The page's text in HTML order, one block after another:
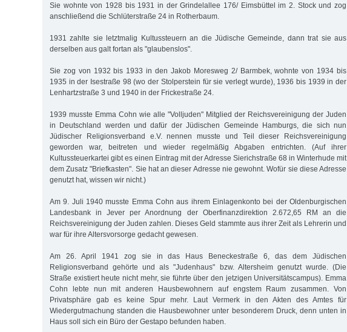
Sie wohnte von 1928 bis 1931 in der Grindelallee 176/ Eimsbüttel im 2. Stock und zog
anschließend die Schlüterstraße 24 in Rotherbaum.
1931 zahlte sie letztmalig Kultussteuern an die Jüdische Gemeinde, dann trat sie aus
derselben aus galt fortan als "glaubenslos".
Sie zog von 1932 bis 1933 in den Jakob Moresweg 2/ Barmbek, wohnte von 1934 bis
1935 in der Isestraße 98 (wo der Stolperstein für sie verlegt wurde), 1936 bis 1939 in der
Lenhartzstraße 3 und 1940 in der Frickestraße 24.
1939 musste Emma Cohn wie alle "Volljuden" Mitglied der Reichsvereinigung der Juden
in Deutschland werden und dafür der Jüdischen Gemeinde Hamburgs, die sich nun
Jüdischer Religionsverband e.V. nennen musste und Teil dieser Reichsvereinigung
geworden war, beitreten und wieder regelmäßig Abgaben entrichten. (Auf ihrer
Kultussteuerkartei gibt es einen Eintrag mit der Adresse Sierichstraße 68 in Winterhude mit
dem Zusatz "Briefkasten". Sie hat an dieser Adresse nie gewohnt. Wofür sie diese Adresse
genutzt hat, wissen wir nicht.)
Am 9. Juli 1940 musste Emma Cohn aus ihrem Einlagenkonto bei der Oldenburgischen
Landesbank in Jever per Anordnung der Oberfinanzdirektion 2.672,65 RM an die
Reichsvereinigung der Juden zahlen. Dieses Geld stammte aus ihrer Zeit als Lehrerin und
war für ihre Altersvorsorge gedacht gewesen.
Am 26. April 1941 zog sie in das Haus Beneckestraße 6, das dem Jüdischen
Religionsverband gehörte und als "Judenhaus" bzw. Altersheim genutzt wurde. (Die
Straße existiert heute nicht mehr, sie führte über den jetzigen Universitätscampus). Emma
Cohn lebte nun mit anderen Hausbewohnern auf engstem Raum zusammen. Von
Privatsphäre gab es keine Spur mehr. Laut Vermerk in den Akten des Amtes für
Wiedergutmachung standen die Hausbewohner unter besonderem Druck, denn unten in
Haus soll sich ein Büro der Gestapo befunden haben.